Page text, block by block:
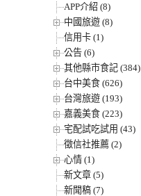
APP介紹 (8)
中國旅遊 (8)
信用卡 (1)
公告 (6)
其他縣市食記 (384)
台中美食 (626)
台灣旅遊 (193)
嘉義美食 (223)
宅配試吃試用 (43)
徵信社推薦 (2)
心情 (1)
新文章 (5)
新聞稿 (7)